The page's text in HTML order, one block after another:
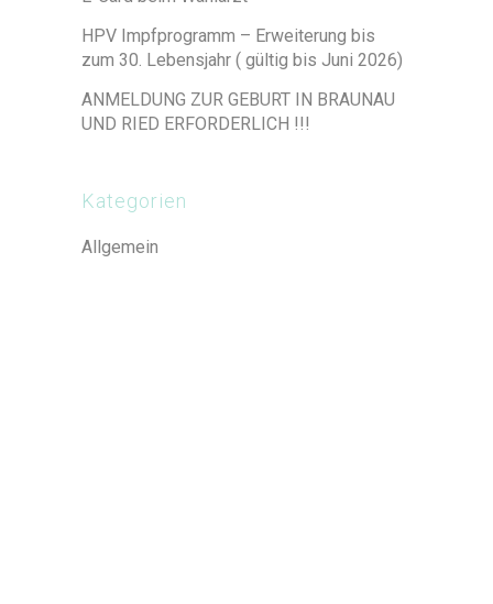
HPV Impfprogramm – Erweiterung bis
zum 30. Lebensjahr ( gültig bis Juni 2026)
ANMELDUNG ZUR GEBURT IN BRAUNAU
UND RIED ERFORDERLICH !!!
Kategorien
Allgemein